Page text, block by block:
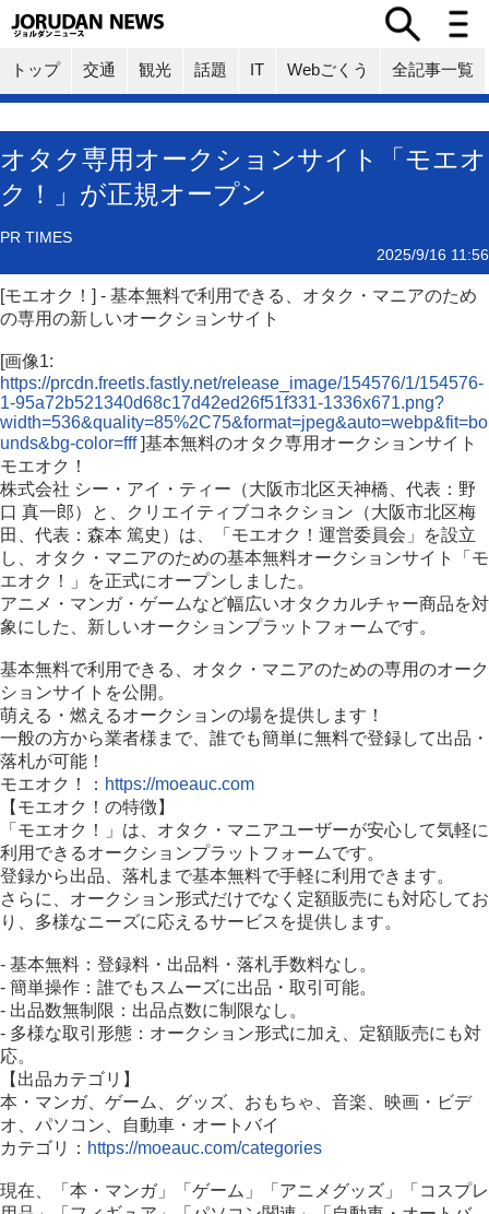
トップ 交通 観光 話題 IT Webごくう 全記事一覧
オタク専用オークションサイト「モエオ
ク！」が正規オープン
PR TIMES
2025/9/16 11:56
[モエオク！] - 基本無料で利用できる、オタク・マニアのため
の専用の新しいオークションサイト
[画像1:
https://prcdn.freetls.fastly.net/release_image/154576/1/154576-
1-95a72b521340d68c17d42ed26f51f331-1336x671.png?
width=536&quality=85%2C75&format=jpeg&auto=webp&fit=bo
unds&bg-color=fff]基本無料のオタク専用オークションサイト
モエオク！
株式会社 シー・アイ・ティー（大阪市北区天神橋、代表：野
口 真一郎）と、クリエイティブコネクション（大阪市北区梅
田、代表：森本 篤史）は、「モエオク！運営委員会」を設立
し、オタク・マニアのための基本無料オークションサイト「モ
エオク！」を正式にオープンしました。
アニメ・マンガ・ゲームなど幅広いオタクカルチャー商品を対
象にした、新しいオークションプラットフォームです。
基本無料で利用できる、オタク・マニアのための専用のオーク
ションサイトを公開。
萌える・燃えるオークションの場を提供します！
一般の方から業者様まで、誰でも簡単に無料で登録して出品・
落札が可能！
モエオク！： https://moeauc.com
【モエオク！の特徴】
「モエオク！」は、オタク・マニアユーザーが安心して気軽に
利用できるオークションプラットフォームです。
登録から出品、落札まで基本無料で手軽に利用できます。
さらに、オークション形式だけでなく定額販売にも対応してお
り、多様なニーズに応えるサービスを提供します。
- 基本無料：登録料・出品料・落札手数料なし。
- 簡単操作：誰でもスムーズに出品・取引可能。
- 出品数無制限：出品点数に制限なし。
- 多様な取引形態：オークション形式に加え、定額販売にも対
応。
【出品カテゴリ】
本・マンガ、ゲーム、グッズ、おもちゃ、音楽、映画・ビデ
オ、パソコン、自動車・オートバイ
カテゴリ： https://moeauc.com/categories
現在、「本・マンガ」「ゲーム」「アニメグッズ」「コスプレ